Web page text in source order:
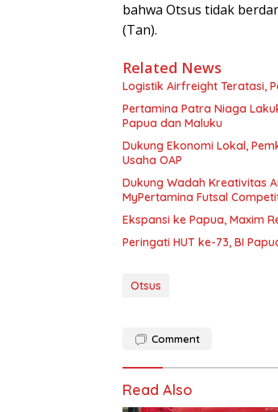
bahwa Otsus tidak
(Tan).
Related News
Logistik Airfreight Teratasi,
Pertamina Patra Niaga
Papua dan Maluku
Dukung Ekonomi Lokal,
Usaha OAP
Dukung Wadah Kreativitas
MyPertamina Futsal
Ekspansi ke Papua, Maxim
Peringati HUT ke-73, BI
Otsus
Comment
Read Also